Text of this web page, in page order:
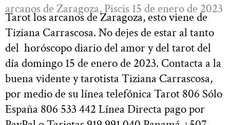
arcanos de Zaragoza, Piscis 15 de enero de 2023
Tarot los arcanos de Zaragoza, esto viene de
Tiziana Carrascosa. No dejes de estar al tanto
del horóscopo diario del amor y del tarot del
día domingo 15 de enero de 2023. Contacta a la
buena vidente y tarotista Tiziana Carrascosa,
por medio de su línea telefónica Tarot 806 Sólo
España 806 533 442 Línea Directa pago por